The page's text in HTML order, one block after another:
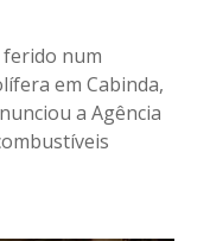
num
em Cabinda,
a Agência